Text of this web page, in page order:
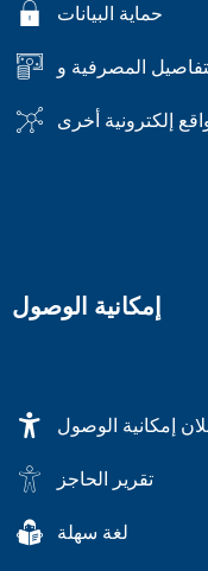
حماية البيانات
إلكترونية أخرى
إمكانية الوصول
إمكانية الوصول
تقرير الحاجز
لغة سهلة